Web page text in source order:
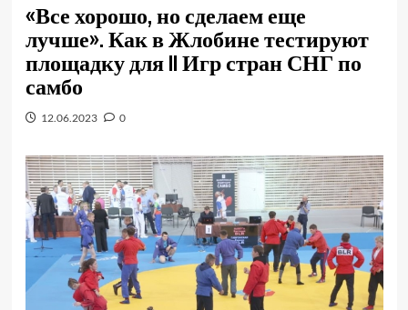
«Все хорошо, но сделаем еще
лучше». Как в Жлобине тестируют
площадку для II Игр стран СНГ по
самбо
12.06.2023 0